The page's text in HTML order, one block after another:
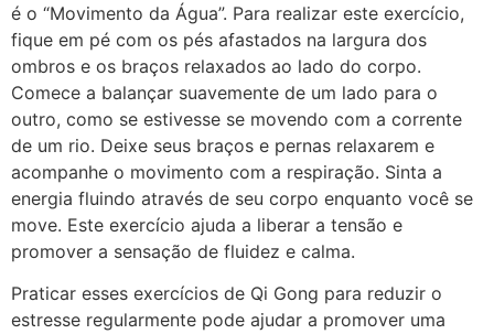
é o “Movimento da Água”. Para realizar este exercício,
fique em pé com os pés afastados na largura dos
ombros e os braços relaxados ao lado do corpo.
Comece a balançar suavemente de um lado para o
outro, como se estivesse se movendo com a corrente
de um rio. Deixe seus braços e pernas relaxarem e
acompanhe o movimento com a respiração. Sinta a
energia fluindo através de seu corpo enquanto você se
move. Este exercício ajuda a liberar a tensão e
promover a sensação de fluidez e calma.
Praticar esses exercícios de Qi Gong para reduzir o
estresse regularmente pode ajudar a promover uma